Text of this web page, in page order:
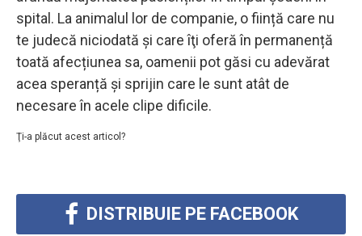
spital. La animalul lor de companie, o ființă care nu
te judecă niciodată și care îţi oferă în permanență
toată afecțiunea sa, oamenii pot găsi cu adevărat
acea speranță și sprijin care le sunt atât de
necesare în acele clipe dificile.
Ţi-a plăcut acest articol?
DISTRIBUIE PE FACEBOOK